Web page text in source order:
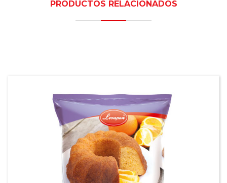
PRODUCTOS RELACIONADOS